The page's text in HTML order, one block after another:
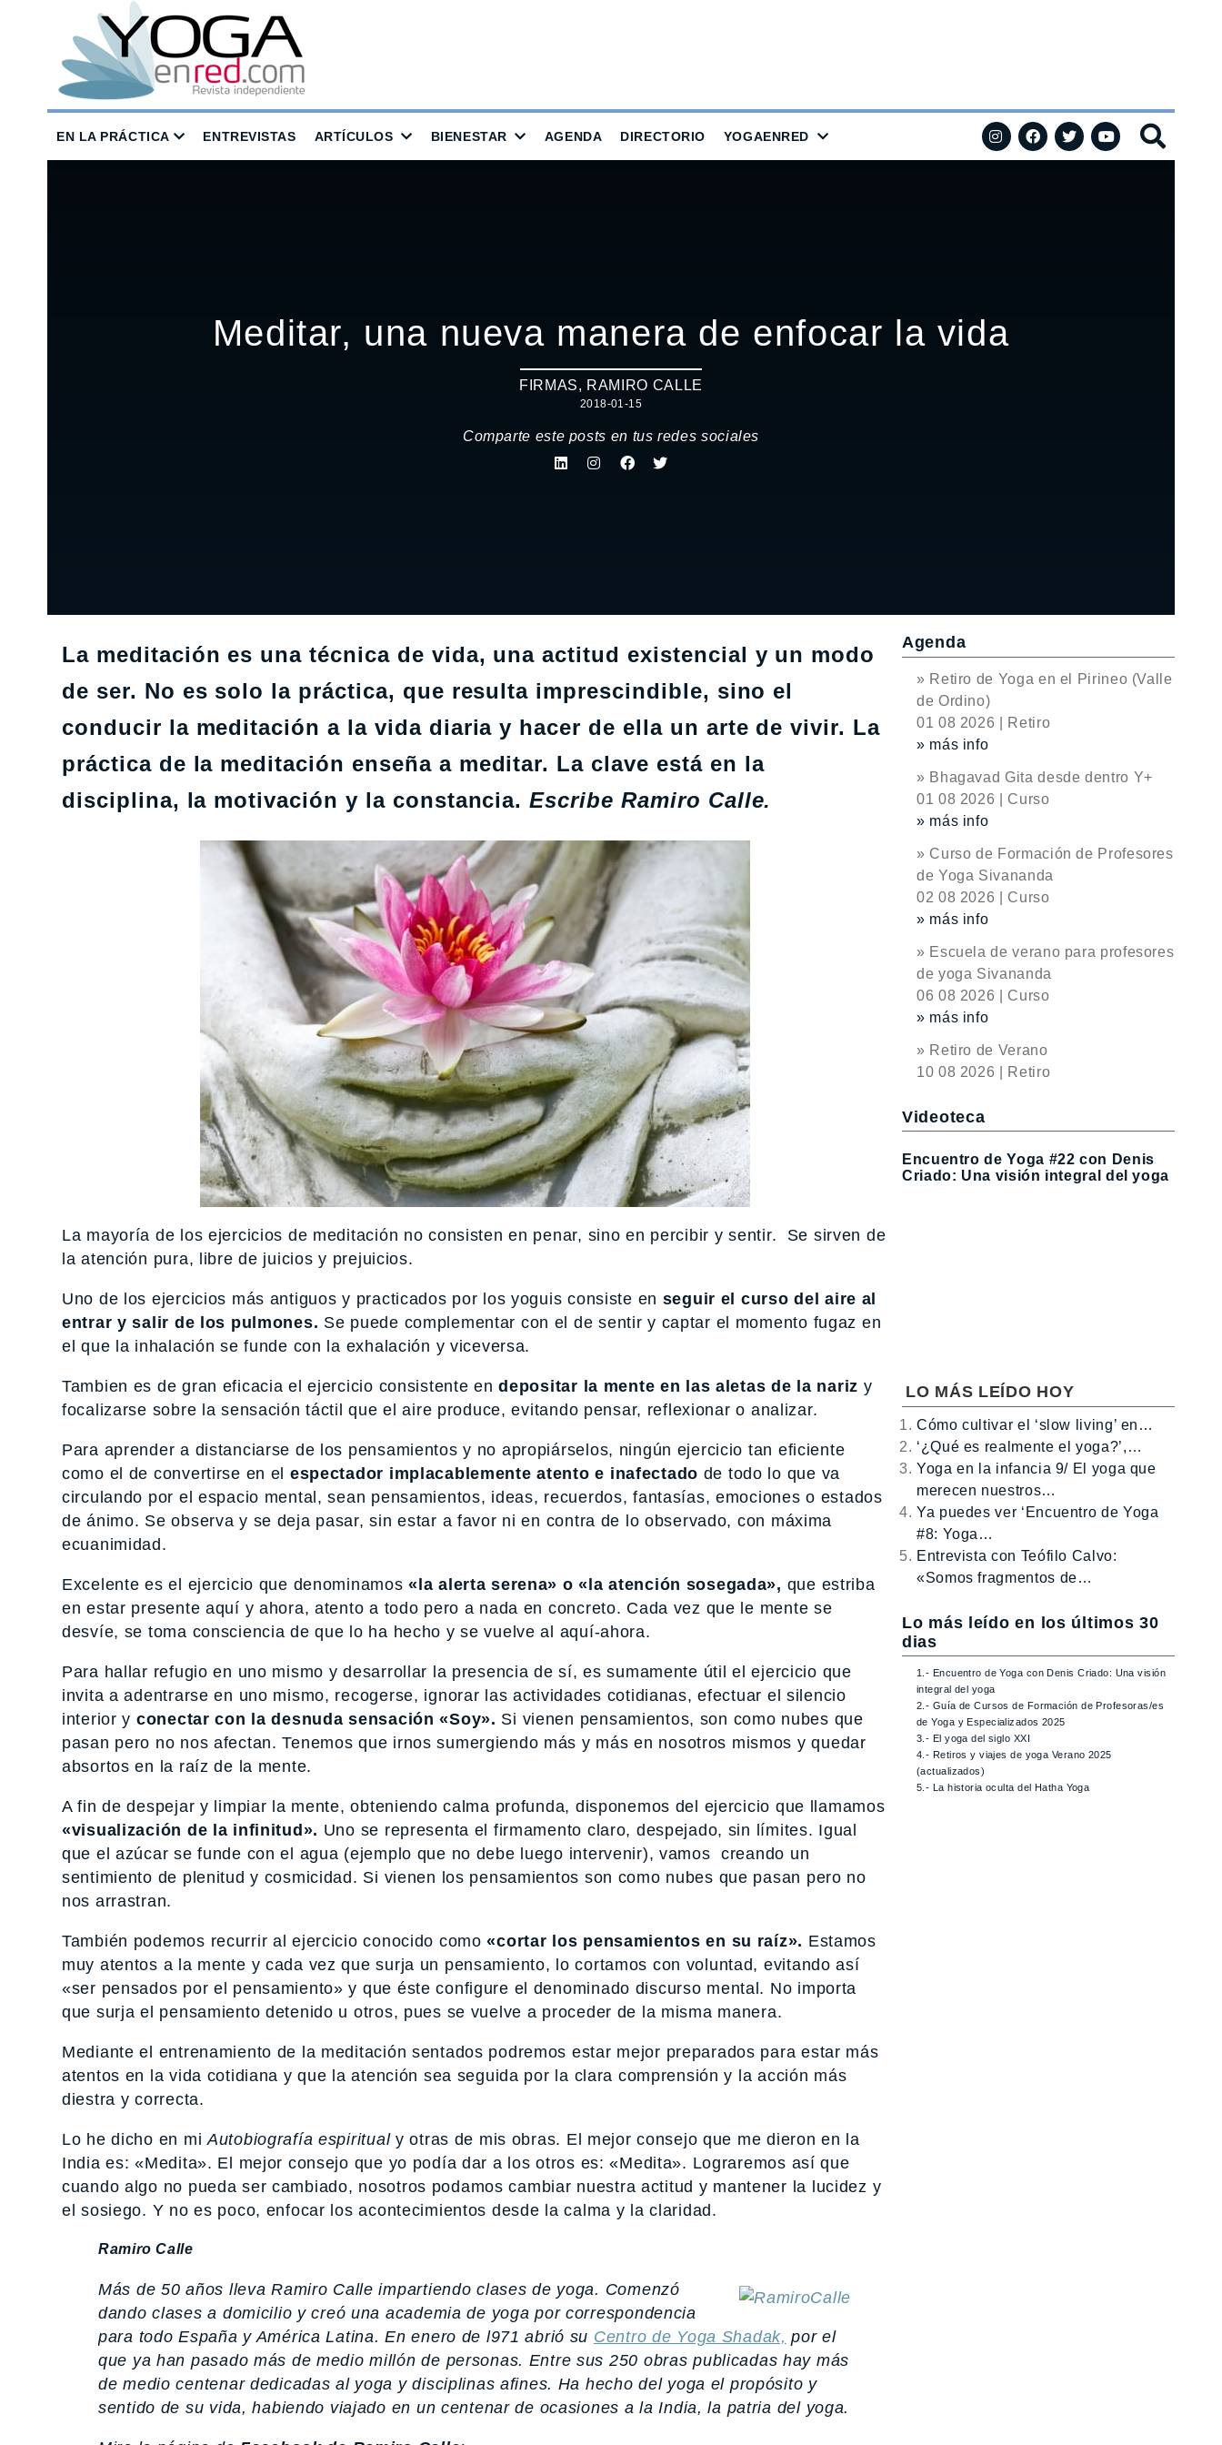
EN LA PRÁCTICA ENTREVISTAS ARTÍCULOS BIENESTAR AGENDA DIRECTORIO YOGAENRED
Meditar, una nueva manera de enfocar la vida
FIRMAS, RAMIRO CALLE
2018-01-15
Comparte este posts en tus redes sociales
La meditación es una técnica de vida, una actitud existencial y un modo
de ser. No es solo la práctica, que resulta imprescindible, sino el
conducir la meditación a la vida diaria y hacer de ella un arte de vivir. La
práctica de la meditación enseña a meditar. La clave está en la
disciplina, la motivación y la constancia.Escribe Ramiro Calle.
La mayoría de los ejercicios de meditación no consisten en penar, sino en percibir y sentir. Se sirven de
la atención pura, libre de juicios y prejuicios.
Uno de los ejercicios más antiguos y practicados por los yoguis consiste en seguir el curso del aire al
entrar y salir de los pulmones. Se puede complementar con el de sentir y captar el momento fugaz en
el que la inhalación se funde con la exhalación y viceversa.
Tambien es de gran eficacia el ejercicio consistente endepositar la mente en las aletas de la nariz y
focalizarse sobre la sensación táctil que el aire produce, evitando pensar, reflexionar o analizar.
Para aprender a distanciarse de los pensamientos y no apropiárselos, ningún ejercicio tan eficiente
como el de convertirse en el espectador implacablemente atento e inafectado de todo lo que va
circulando por el espacio mental, sean pensamientos, ideas, recuerdos, fantasías, emociones o estados
de ánimo. Se observa y se deja pasar, sin estar a favor ni en contra de lo observado, con máxima
ecuanimidad.
Excelente es el ejercicio que denominamos«la alerta serena» o «la atención sosegada», que estriba
en estar presente aquí y ahora, atento a todo pero a nada en concreto. Cada vez que le mente se
desvíe, se toma consciencia de que lo ha hecho y se vuelve al aquí-ahora.
Para hallar refugio en uno mismo y desarrollar la presencia de sí, es sumamente útil el ejercicio que
invita a adentrarse en uno mismo, recogerse, ignorar las actividades cotidianas, efectuar el silencio
interior y conectar con la desnuda sensación «Soy». Si vienen pensamientos, son como nubes que
pasan pero no nos afectan. Tenemos que irnos sumergiendo más y más en nosotros mismos y quedar
absortos en la raíz de la mente.
A fin de despejar y limpiar la mente, obteniendo calma profunda, disponemos del ejercicio que llamamos
«visualización de la infinitud». Uno se representa el firmamento claro, despejado, sin límites. Igual
que el azúcar se funde con el agua (ejemplo que no debe luego intervenir), vamos creando un
sentimiento de plenitud y cosmicidad. Si vienen los pensamientos son como nubes que pasan pero no
nos arrastran.
También podemos recurrir al ejercicio conocido como«cortar los pensamientos en su raíz». Estamos
muy atentos a la mente y cada vez que surja un pensamiento, lo cortamos con voluntad, evitando así
«ser pensados por el pensamiento» y que éste configure el denominado discurso mental. No importa
que surja el pensamiento detenido u otros, pues se vuelve a proceder de la misma manera.
Mediante el entrenamiento de la meditación sentados podremos estar mejor preparados para estar más
atentos en la vida cotidiana y que la atención sea seguida por la clara comprensión y la acción más
diestra y correcta.
Lo he dicho en miAutobiografía espiritualy otras de mis obras. El mejor consejo que me dieron en la
India es: «Medita». El mejor consejo que yo podía dar a los otros es: «Medita». Lograremos así que
cuando algo no pueda ser cambiado, nosotros podamos cambiar nuestra actitud y mantener la lucidez y
el sosiego. Y no es poco, enfocar los acontecimientos desde la calma y la claridad.
Ramiro Calle
Más de 50 años lleva Ramiro Calle impartiendo clases de yoga. Comenzó
dando clases a domicilio y creó una academia de yoga por correspondencia
para todo España y América Latina. En enero de l971 abrió su Centro de Yoga Shadak, por el
que ya han pasado más de medio millón de personas. Entre sus 250 obras publicadas hay más
de medio centenar dedicadas al yoga y disciplinas afines. Ha hecho del yoga el propósito y
sentido de su vida, habiendo viajado en un centenar de ocasiones a la India, la patria del yoga.
Agenda
» Retiro de Yoga en el Pirineo (Valle
de Ordino)
01 08 2026 | Retiro
» más info
» Bhagavad Gita desde dentro Y+
01 08 2026 | Curso
» más info
» Curso de Formación de Profesores
de Yoga Sivananda
02 08 2026 | Curso
» más info
» Escuela de verano para profesores
de yoga Sivananda
06 08 2026 | Curso
» más info
» Retiro de Verano
10 08 2026 | Retiro
Videoteca
Encuentro de Yoga #22 con Denis
Criado: Una visión integral del yoga
LO MÁS LEÍDO HOY
Cómo cultivar el ‘slow living’ en…
‘¿Qué es realmente el yoga?’,…
Yoga en la infancia 9/ El yoga que
merecen nuestros…
Ya puedes ver ‘Encuentro de Yoga
#8: Yoga…
Entrevista con Teófilo Calvo:
«Somos fragmentos de…
Lo más leído en los últimos 30
dias
1.- Encuentro de Yoga con Denis Criado: Una visión
integral del yoga
2.- Guía de Cursos de Formación de Profesoras/es
de Yoga y Especializados 2025
3.- El yoga del siglo XXI
4.- Retiros y viajes de yoga Verano 2025
(actualizados)
5.- La historia oculta del Hatha Yoga